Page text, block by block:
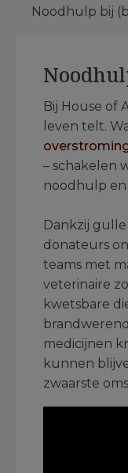
Noodhulp bij
Bij House of
leven telt.
– schakelen
noodhulp en
Dankzij
donateurs
teams met
veterinaire
kwetsbare
medicijnen
kunnen
zwaarste